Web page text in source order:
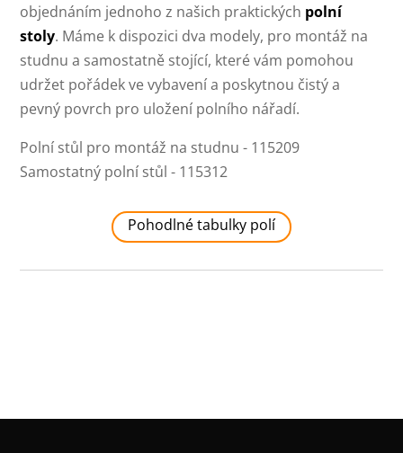
objednáním jednoho z našich praktických polní
stoly. Máme k dispozici dva modely, pro montáž na
studnu a samostatně stojící, které vám pomohou
udržet pořádek ve vybavení a poskytnou čistý a
pevný povrch pro uložení polního nářadí.
Polní stůl pro montáž na studnu - 115209
Samostatný polní stůl - 115312
Pohodlné tabulky polí